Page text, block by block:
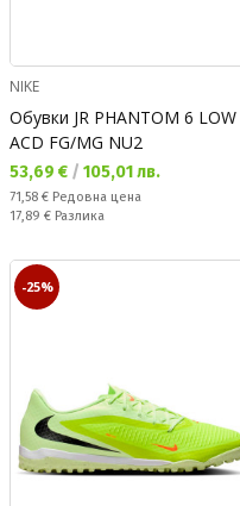
NIKE
Обувки JR PHANTOM 6 LOW
ACD FG/MG NU2
Текуща цена:
53,69 € / 105,01 лв.
Редовна цена:
71,58 € Редовна цена
Спестявате:
17,89 € Разлика
-25%